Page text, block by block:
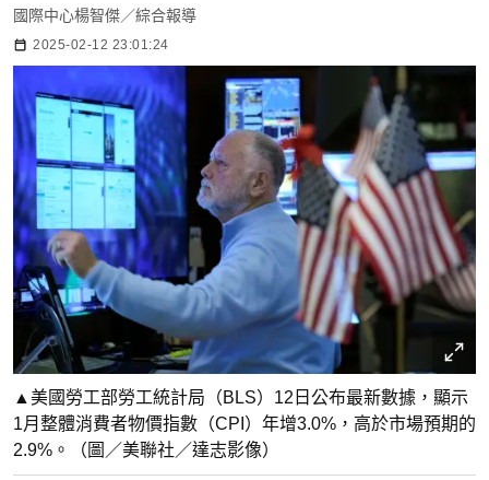
國際中心楊智傑／綜合報導
2025-02-12 23:01:24
▲美國勞工部勞工統計局（BLS）12日公布最新數據，顯示
1月整體消費者物價指數（CPI）年增3.0%，高於市場預期的
2.9%。（圖／美聯社／達志影像）